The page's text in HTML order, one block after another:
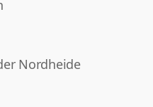
Nordheide